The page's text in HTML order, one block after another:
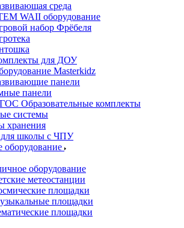
среда
WAII оборудование
набор Фрёбеля
для ДОУ
Masterkidz
панели
панели
Образовательные комплекты
системы
хранения
школы с ЧПУ
оборудование
оборудование
метеостанции
площадки
площадки
площадки